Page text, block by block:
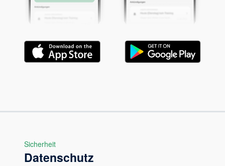
Sicherheit
Datenschutz